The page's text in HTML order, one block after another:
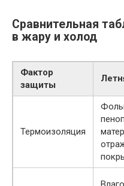
Сравнительная
в жару и холод
Фактор
защиты
Термоизоляция